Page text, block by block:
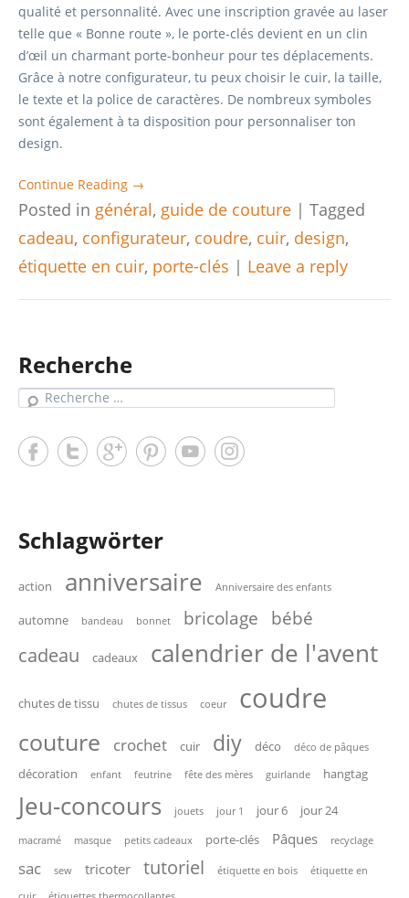
qualité et personnalité. Avec une inscription gravée au laser
telle que « Bonne route », le porte-clés devient en un clin
d’œil un charmant porte-bonheur pour tes déplacements.
Grâce à notre configurateur, tu peux choisir le cuir, la taille,
le texte et la police de caractères. De nombreux symboles
sont également à ta disposition pour personnaliser ton
design.
Continue Reading →
Posted in général, guide de couture | Tagged
cadeau, configurateur, coudre, cuir, design,
étiquette en cuir, porte-clés | Leave a reply
Recherche
Search
Schlagwörter
action anniversaire Anniversaire des enfants
automne bandeau bonnet bricolage bébé
cadeau cadeaux calendrier de l'avent
chutes de tissu chutes de tissus coeur coudre
couture crochet cuir diy déco déco de pâques
décoration enfant feutrine fête des mères guirlande hangtag
Jeu-concours jouets jour 1 jour 6 jour 24
macramé masque petits cadeaux porte-clés Pâques recyclage
sac sew tricoter tutoriel étiquette en bois
étiquette en